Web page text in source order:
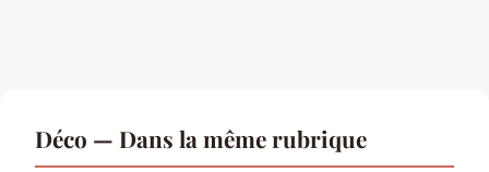
Déco — Dans la même rubrique